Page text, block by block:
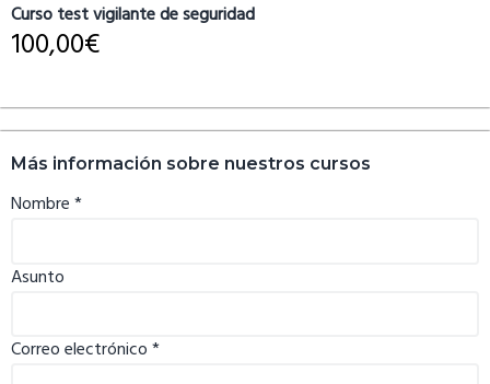
Curso test vigilante de seguridad
100,00€
Más información sobre nuestros cursos
Nombre*
Asunto
Correo electrónico*